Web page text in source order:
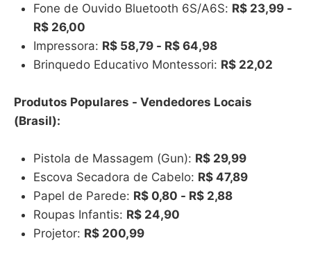
Fone de Ouvido Bluetooth 6S/A6S: R$ 23,99 -
R$ 26,00
Impressora: R$ 58,79 - R$ 64,98
Brinquedo Educativo Montessori: R$ 22,02
Produtos Populares - Vendedores Locais
(Brasil):
Pistola de Massagem (Gun): R$ 29,99
Escova Secadora de Cabelo: R$ 47,89
Papel de Parede: R$ 0,80 - R$ 2,88
Roupas Infantis: R$ 24,90
Projetor: R$ 200,99